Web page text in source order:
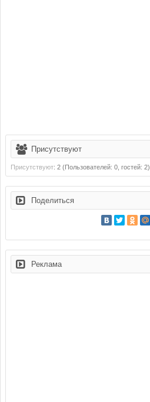
Присутствуют
Присутствуют: 2 (Пользователей: 0, гостей: 2)
Поделиться
Реклама